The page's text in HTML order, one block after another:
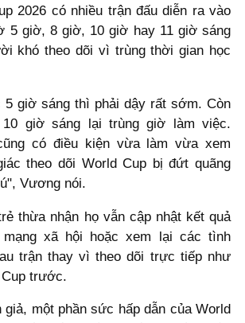
2026 có nhiều trận đấu diễn ra vào
5 giờ, 8 giờ, 10 giờ hay 11 giờ sáng
khó theo dõi vì trùng thời gian học
5 giờ sáng thì phải dậy rất sớm. Còn
giờ sáng lại trùng giờ làm việc.
có điều kiện vừa làm vừa xem
theo dõi World Cup bị đứt quãng
Vương nói.
thừa nhận họ vẫn cập nhật kết quả
mạng xã hội hoặc xem lại các tình
trận thay vì theo dõi trực tiếp như
trước.
giả, một phần sức hấp dẫn của World